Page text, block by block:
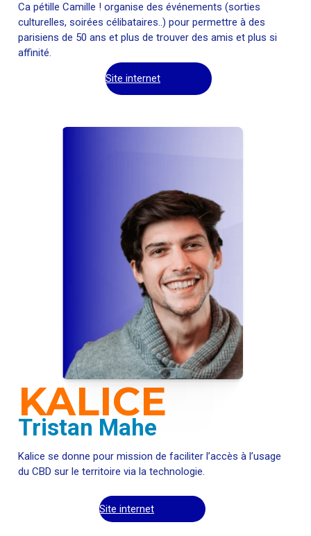
KALICE
Tristan Mahe
Kalice se donne pour mission de faciliter l’accès à l’usage
du CBD sur le territoire via la technologie.
Ca pétille Camille ! organise des événements (sorties
culturelles, soirées célibataires..) pour permettre à des
parisiens de 50 ans et plus de trouver des amis et plus si
affinité.
Site internet
Site internet